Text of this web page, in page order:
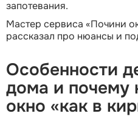
запотевания.
Мастер сервиса «Почини
рассказал про нюансы и
Особенности
дома и почему
окно «как в